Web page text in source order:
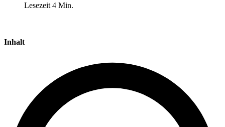
Lesezeit 4 Min.
Inhalt